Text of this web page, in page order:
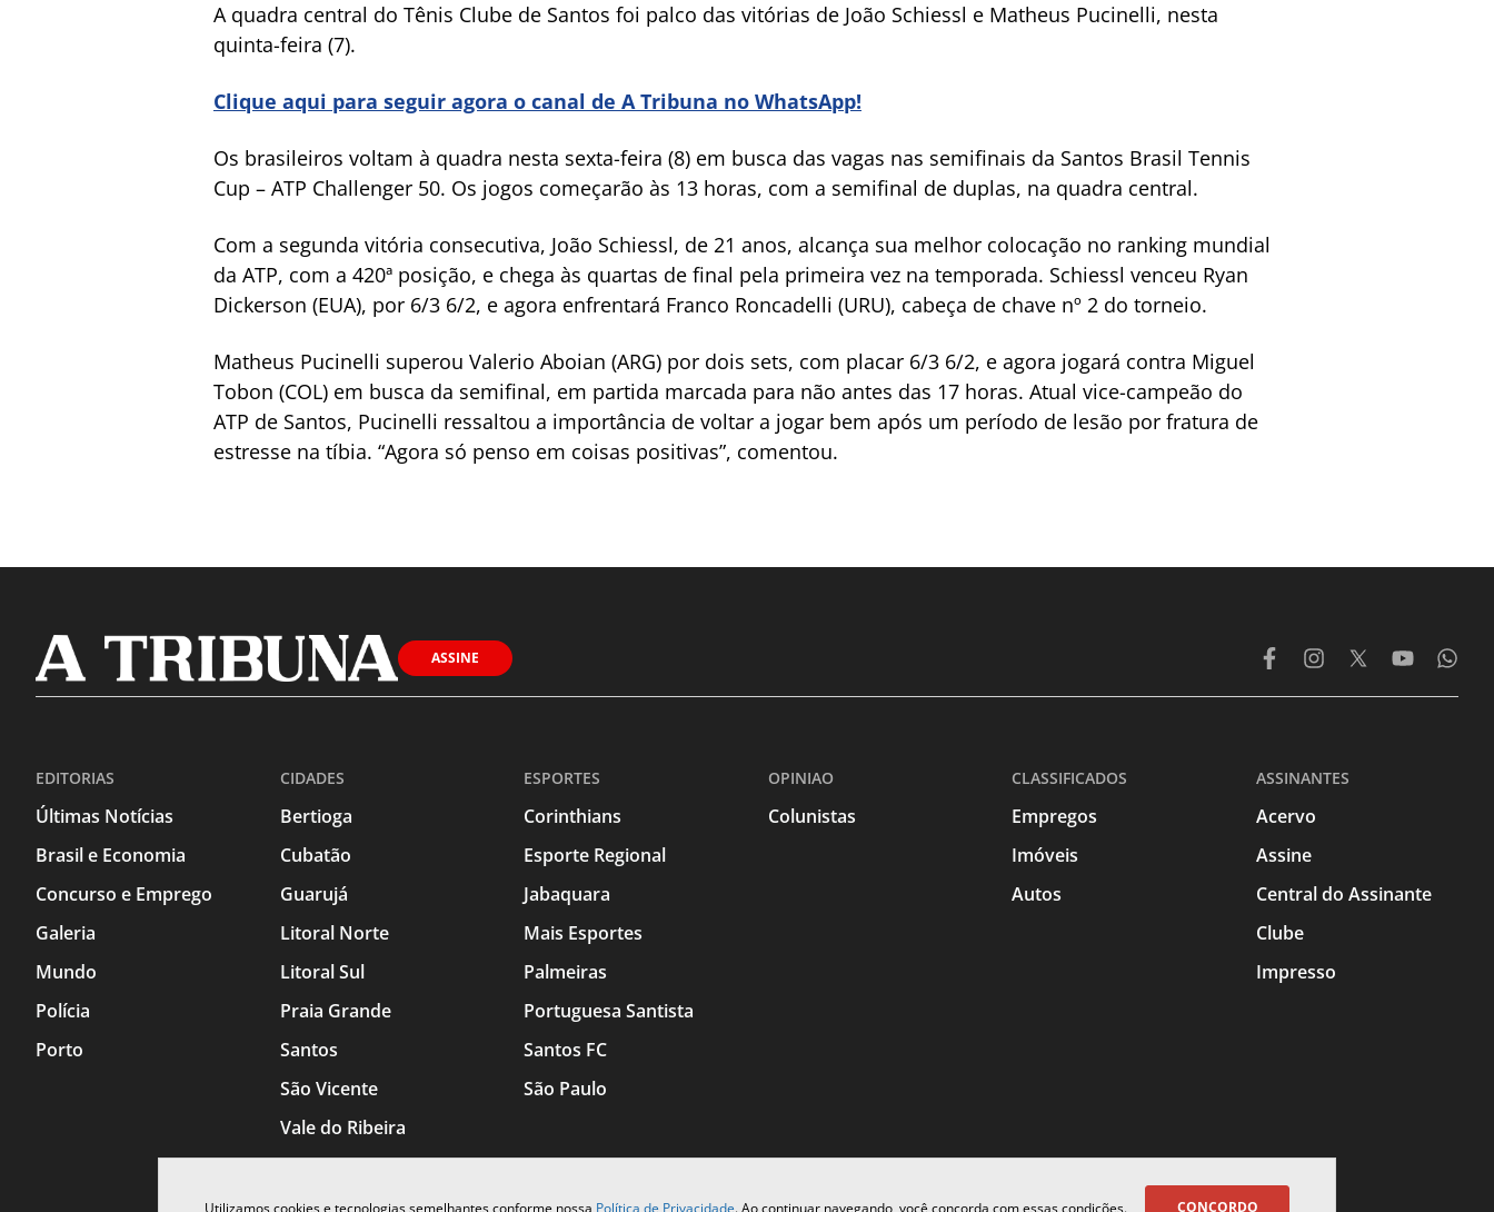
A quadra central do Tênis Clube de Santos foi palco das vitórias de João Schiessl e Matheus Pucinelli, nesta
quinta-feira (7).
Clique aqui para seguir agora o canal de A Tribuna no WhatsApp!
Os brasileiros voltam à quadra nesta sexta-feira (8) em busca das vagas nas semifinais da Santos Brasil Tennis
Cup – ATP Challenger 50. Os jogos começarão às 13 horas, com a semifinal de duplas, na quadra central.
Com a segunda vitória consecutiva, João Schiessl, de 21 anos, alcança sua melhor colocação no ranking mundial
da ATP, com a 420ª posição, e chega às quartas de final pela primeira vez na temporada. Schiessl venceu Ryan
Dickerson (EUA), por 6/3 6/2, e agora enfrentará Franco Roncadelli (URU), cabeça de chave nº 2 do torneio.
Matheus Pucinelli superou Valerio Aboian (ARG) por dois sets, com placar 6/3 6/2, e agora jogará contra Miguel
Tobon (COL) em busca da semifinal, em partida marcada para não antes das 17 horas. Atual vice-campeão do
ATP de Santos, Pucinelli ressaltou a importância de voltar a jogar bem após um período de lesão por fratura de
estresse na tíbia. “Agora só penso em coisas positivas”, comentou.
Utilizamos cookies e tecnologias semelhantes conforme nossa Política de Privacidade. Ao continuar navegando, você concorda com essas condições. CONCORDO
ASSINE
EDITORIAS
Últimas Notícias
Brasil e Economia
Concurso e Emprego
Galeria
Mundo
Polícia
Porto
CIDADES
Bertioga
Cubatão
Guarujá
Litoral Norte
Litoral Sul
Praia Grande
Santos
São Vicente
Vale do Ribeira
ESPORTES
Corinthians
Esporte Regional
Jabaquara
Mais Esportes
Palmeiras
Portuguesa Santista
Santos FC
São Paulo
OPINIAO
Colunistas
CLASSIFICADOS
Empregos
Imóveis
Autos
ASSINANTES
Acervo
Assine
Central do Assinante
Clube
Impresso